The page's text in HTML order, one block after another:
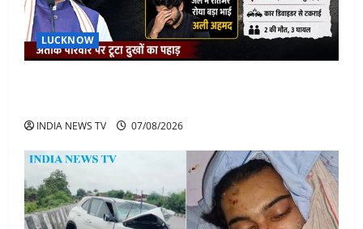
LUCKNOW
INDIA NEWS TV 07/08/2026